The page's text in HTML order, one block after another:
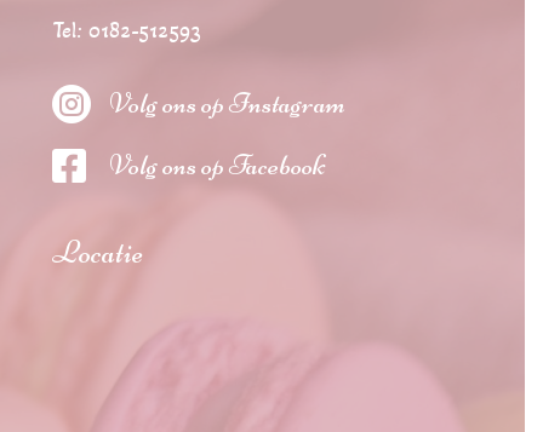
Tel: 0182-512593
 Volg ons op Instagram
 Volg ons op Facebook
Locatie